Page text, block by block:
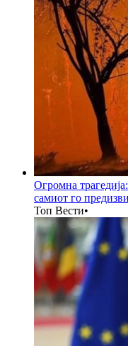
Огромна
самиот го
Топ Вести•